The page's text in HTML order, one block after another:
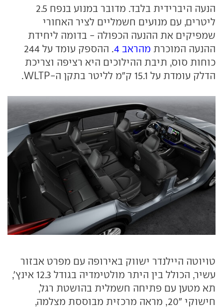
הנעה היברידית בלבד. מדובר במנוע בנפח 2.5
ליטרים, עם מנועים חשמליים לציר האחורי
שמפיקים את ההנעה הכפולה - בדומה ליחידת
ההנעה המוכרת מהראב 4
. ההספק עומד על 244
כוחות סוס, תיבת ההילוכים היא רציפה וצריכת
הדלק עומדת על 15.1 ק"מ לליטר בתקן ה-WLTP.
טויוטה היילנדר ישווק באירופה עם מפרט אבזור
עשיר, הכולל בין היתר מולטימדיה בגודל 12.3 אינץ',
תא מטען עם פתיחה חשמלית בהושטת רגל,
חישוקי "20, מראה מרכזית מבוססת מצלמה,